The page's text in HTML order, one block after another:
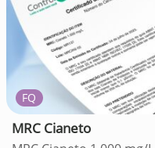
FQ
MRC Cianeto